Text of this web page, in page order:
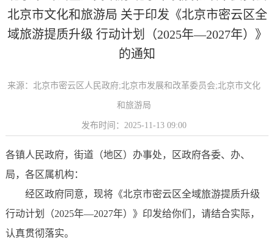
北京市文化和旅游局 关于印发《北京市密云区全
域旅游提质升级 行动计划（2025年—2027年）》
的通知
来源：北京市密云区人民政府;北京市发展和改革委员会;北京市文化
和旅游局
发布时间：2025-11-13 09:00
各镇人民政府，街道（地区）办事处，区政府各委、办、
局，各区属机构：
经区政府同意，现将《北京市密云区全域旅游提质升级
行动计划（2025年—2027年）》印发给你们，请结合实际，
认真贯彻落实。